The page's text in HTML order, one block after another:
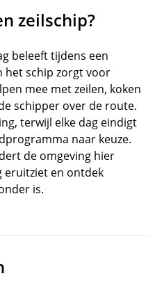
zeilschip?
beleeft tijdens een
het schip zorgt voor
mee met zeilen, koken
schipper over de route.
terwijl elke dag eindigt
naar keuze.
de omgeving hier
eruitziet en ontdek
is.